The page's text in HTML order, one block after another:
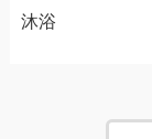
沐浴